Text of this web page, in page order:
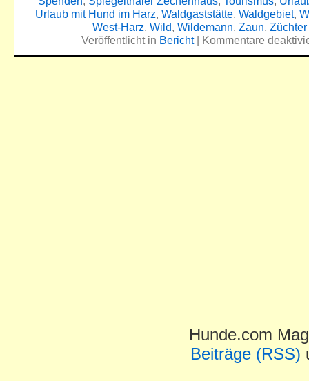
Urlaub mit Hund im Harz, Waldgaststätte, Waldgebiet,
West-Harz, Wild, Wildemann, Zaun, Züchter
Veröffentlicht in Bericht| Kommentare
Hunde.com
Beiträge (RSS)